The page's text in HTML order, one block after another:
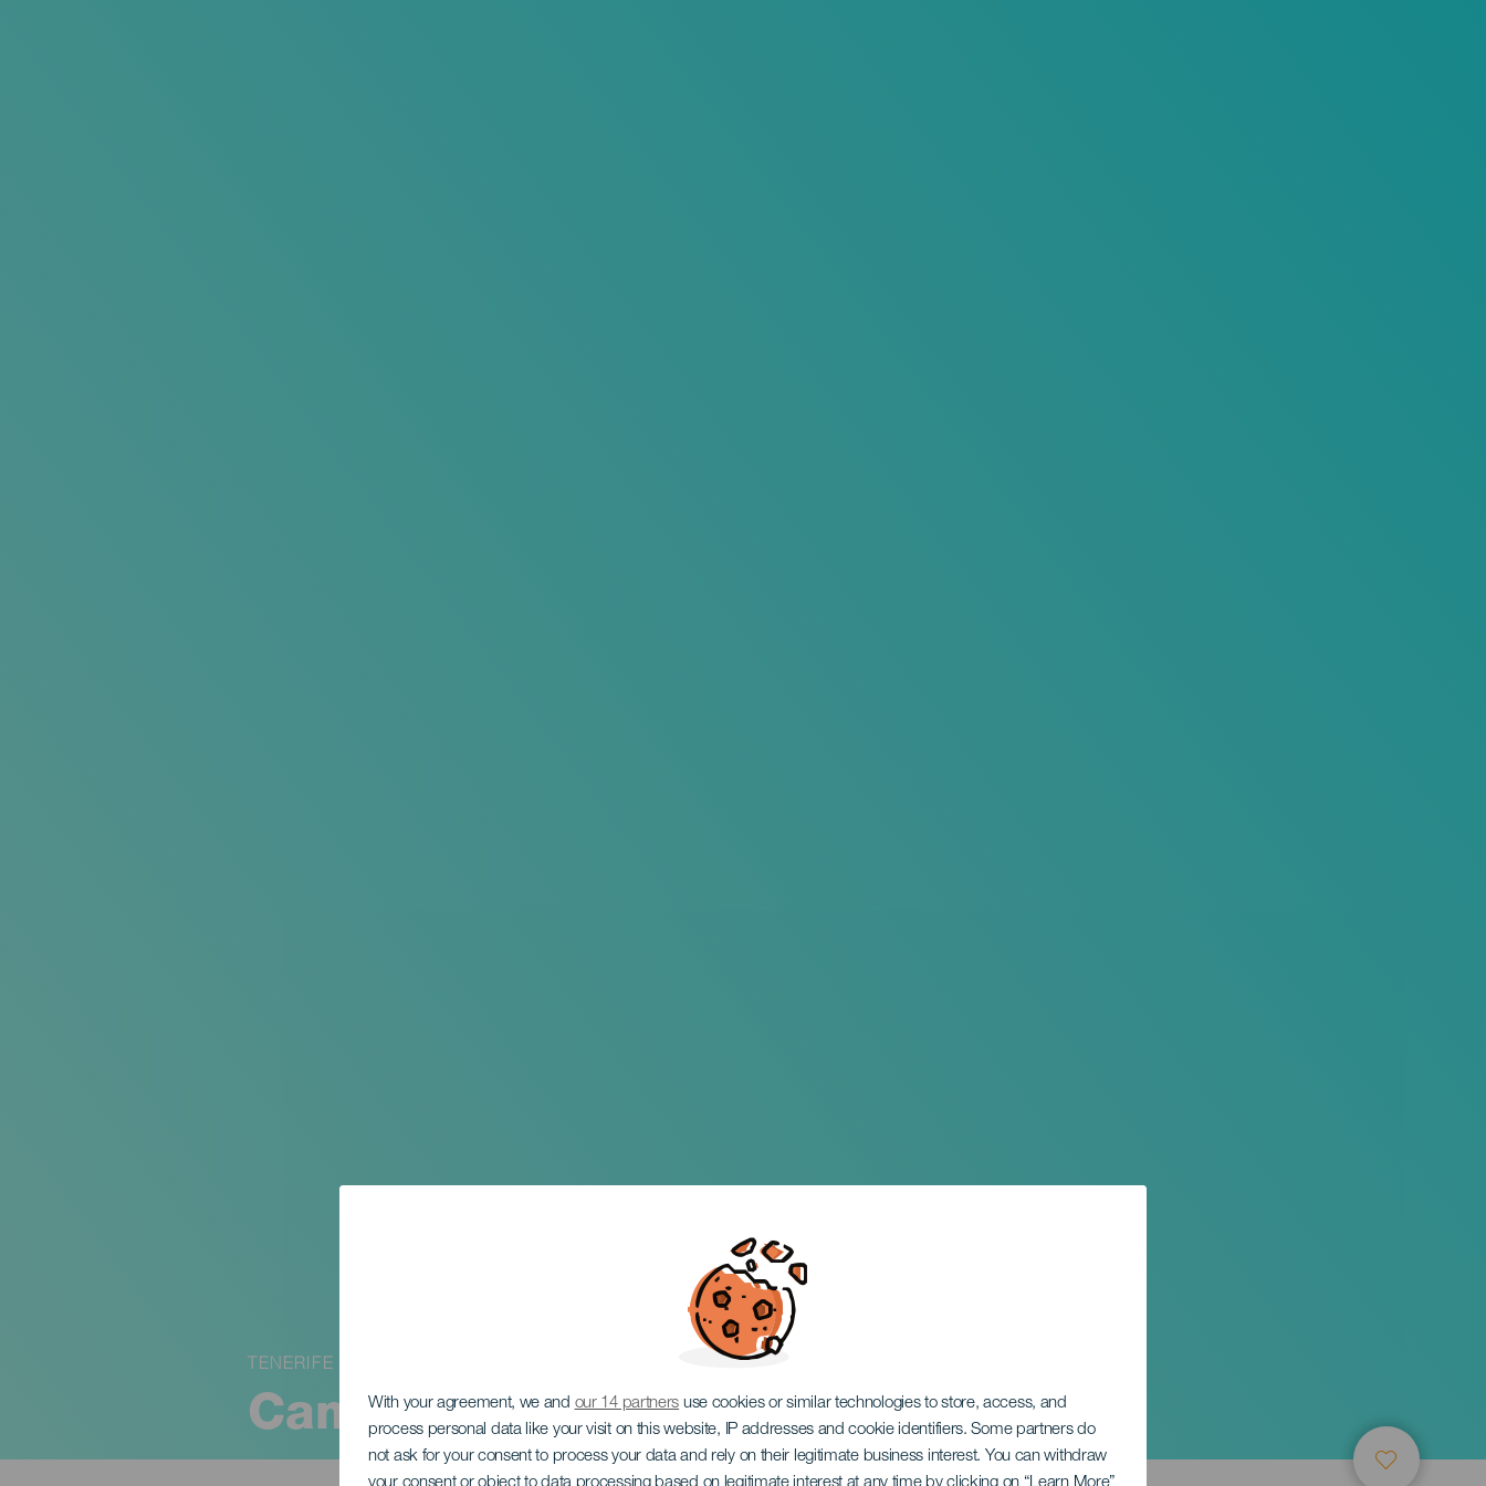
With your agreement, we and our 14 partners use cookies or similar technologies to store, access, and
process personal data like your visit on this website, IP addresses and cookie identifiers. Some partners do
not ask for your consent to process your data and rely on their legitimate business interest. You can withdraw
your consent or object to data processing based on legitimate interest at any time by clicking on “Learn More”
Camela
TENERIFE